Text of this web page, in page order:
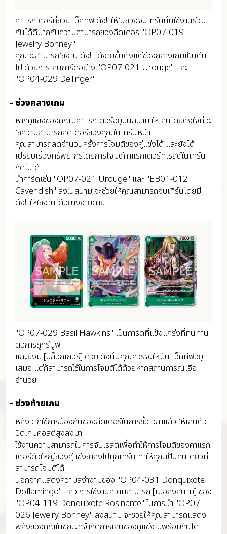
คาแรกเตอร์ที่ช่วยแอ็คทีฟ ด้ง!! ให้ในช่วงจบเทิร์นนั้นใช้งานร่วม
กันได้ดีมากกับความสามารถของลีดเดอร์ "OP07-019
Jewelry Bonney"
คุณจะสามารถใช้งาน ด้ง!! ได้ง่ายขึ้นตั้งแต่ช่วงกลางเกมเป็นต้น
ไป ด้วยการเล่นการ์ดอย่าง "OP07-021 Urouge" และ
"OP04-029 Dellinger"
ช่วงกลางเกม
หากคู่แข่งของคุณมีคาแรกเตอร์อยู่บนสนาม ให้เล่นโดยตั้งใจที่จะ
ใช้ความสามารถลีดเดอร์ของคุณในเทิร์นหน้า
คุณสามารถลดจำนวนครั้งการโจมตีของคู่แข่งได้ และยังได้
เปรียบเรื่องทรัพยากรโดยการโจมตีคาแรกเตอร์ที่เรสต์ในเทิร์น
ถัดไปได้
นำการ์ดเช่น "OP07-021 Urouge" และ "EB01-012
Cavendish" ลงในสนาม จะช่วยให้คุณสามารถจบเทิร์นโดยมี
ด้ง!! ให้ใช้งานได้อย่างง่ายดาย
"OP07-029 Basil Hawkins" เป็นการ์ดที่แข็งแกร่งที่ทนทาน
ต่อการถูกรีมูฟ
และยังมี [บล็อกเกอร์] ด้วย ดังนั้นคุณควรจะให้มันแอ็คทีฟอยู่
เสมอ แต่ก็สามารถใช้ในการโจมตีได้ด้วยหากสถานการณ์เอื้อ
อำนวย
ช่วงท้ายเกม
หลังจากใช้การป้องกันของลีดเดอร์ในการซื้อเวลาแล้ว ให้เล่นตัว
ปิดเกมคอสต์สูงลงมา
ใช้งานความสามารถในการจับเรสต์เพื่อทำให้การโจมตีของคาแรก
เตอร์ตัวใหญ่ของคู่แข่งช้าลงไปทุกเทิร์น ทำให้คุณเป็นคนเดียวที่
สามารถโจมตีได้
นอกจากแสดงความสง่างามของ "OP04-031 Donquixote
Doflamingo" แล้ว การใช้งานความสามารถ [เมื่อลงสนาม] ของ
"OP04-119 Donquixote Rosinante" ในการนำ "OP07-
026 Jewelry Bonney" ลงสนาม จะช่วยให้คุณสามารถแสดง
พลังของคุณในขณะที่จำกัดการเล่นของคู่แข่งไปพร้อมกันได้